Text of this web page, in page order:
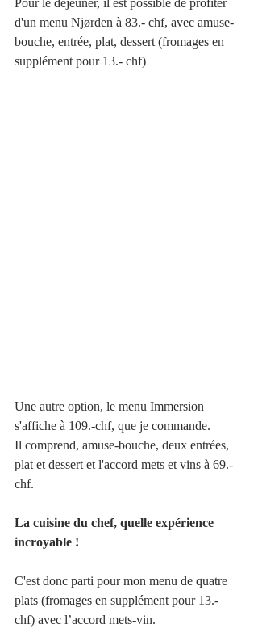
Pour le déjeuner, il est possible de profiter
d'un menu Njørden à 83.- chf, avec amuse-
bouche, entrée, plat, dessert (fromages en
supplément pour 13.- chf)
Une autre option, le menu Immersion
s'affiche à 109.-chf, que je commande.
Il comprend, amuse-bouche, deux entrées,
plat et dessert et l'accord mets et vins à 69.-
chf.
La cuisine du chef, quelle expérience
incroyable !
C'est donc parti pour mon menu de quatre
plats (fromages en supplément pour 13.-
chf) avec l’accord mets-vin.